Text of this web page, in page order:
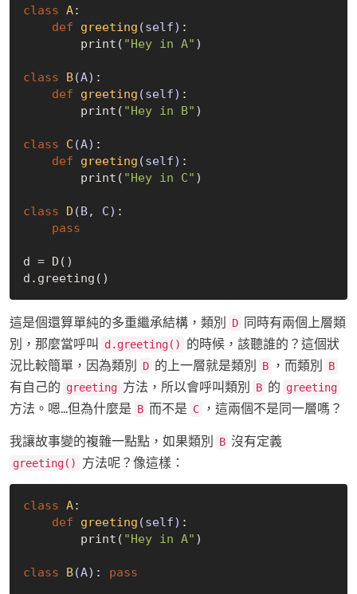
class A:
def
greeting (self) :
        print(
"Hey in A" )
class B(A) :
def
greeting (self) :
        print(
"Hey in B" )
class C (A) :
def
greeting (self) :
        print(
"Hey in C" )
class D (B, C) :
pass
d = D()
這是個還算單純的多重繼承結構，類別 D 同時有兩個上層類
別，那麼當呼叫
d.greeting()
的時候，該聽誰的？這個狀
況比較簡單，因為類別
D 的上一層就是類別 B ，而類別 B
有自己的 greeting 方法，所以會呼叫類別 B 的 greeting
方法。嗯...但為什麼是 B 而不是 C ，這兩個不是同一層嗎？
我讓故事變的複雜一點點，如果類別 B 沒有定義
greeting() 方法呢？像這樣：
class A:
def
greeting (self) :
        print(
"Hey in A" )
class B(A) : pass